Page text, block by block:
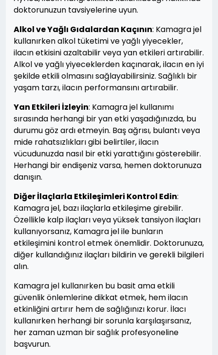
doktorunuzun tavsiyelerine uyun.
Alkol ve Yağlı Gıdalardan Kaçının: Kamagra jel
kullanırken alkol tüketimi ve yağlı yiyecekler,
ilacın etkisini azaltabilir veya yan etkileri artırabilir.
Alkol ve yağlı yiyeceklerden kaçınarak, ilacın en iyi
şekilde etkili olmasını sağlayabilirsiniz. Sağlıklı bir
yaşam tarzı, ilacın performansını artırabilir.
Yan Etkileri İzleyin: Kamagra jel kullanımı
sırasında herhangi bir yan etki yaşadığınızda, bu
durumu göz ardı etmeyin. Baş ağrısı, bulantı veya
mide rahatsızlıkları gibi belirtiler, ilacın
vücudunuzda nasıl bir etki yarattığını gösterebilir.
Herhangi bir endişeniz varsa, hemen doktorunuza
danışın.
Diğer İlaçlarla Etkileşimleri Kontrol Edin:
Kamagra jel, bazı ilaçlarla etkileşime girebilir.
Özellikle kalp ilaçları veya yüksek tansiyon ilaçları
kullanıyorsanız, Kamagra jel ile bunların
etkileşimini kontrol etmek önemlidir. Doktorunuza,
diğer kullandığınız ilaçları bildirin ve gerekli bilgileri
alın.
Kamagra jel kullanırken bu basit ama etkili
güvenlik önlemlerine dikkat etmek, hem ilacın
etkinliğini artırır hem de sağlığınızı korur. İlacı
kullanırken herhangi bir sorunla karşılaşırsanız,
her zaman uzman bir sağlık profesyoneline
başvurun.